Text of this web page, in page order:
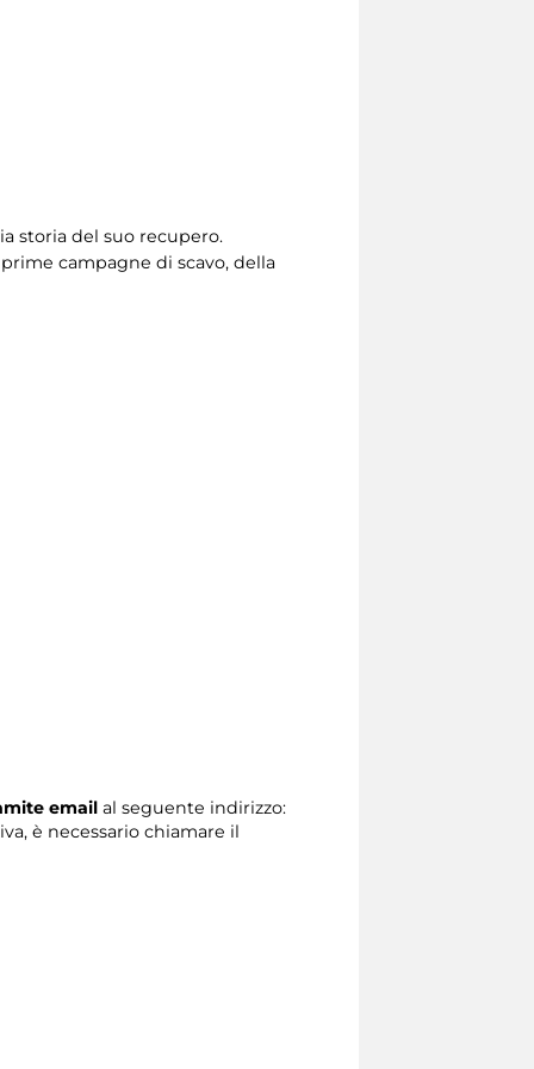
storia del suo recupero.
campagne di scavo, della
email al seguente indirizzo:
è necessario chiamare il